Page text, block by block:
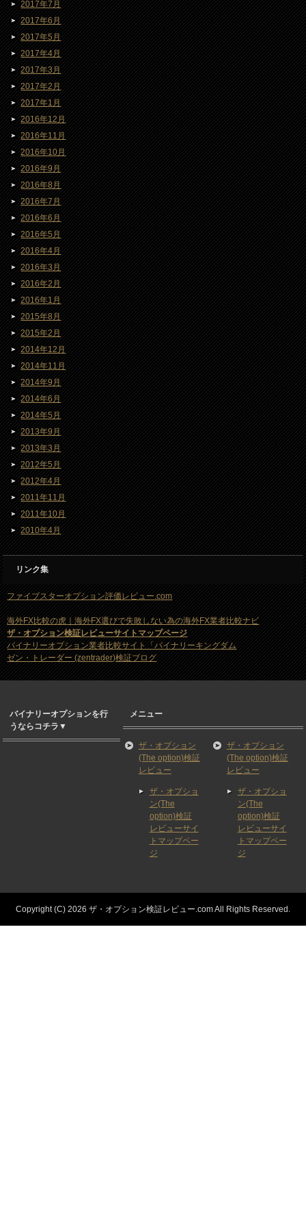
2017年7月
2017年6月
2017年5月
2017年4月
2017年3月
2017年2月
2017年1月
2016年12月
2016年11月
2016年10月
2016年9月
2016年8月
2016年7月
2016年6月
2016年5月
2016年4月
2016年3月
2016年2月
2016年1月
2015年8月
2015年2月
2014年12月
2014年11月
2014年9月
2014年6月
2014年5月
2013年9月
2013年3月
2012年5月
2012年4月
2011年11月
2011年10月
2010年4月
リンク集
ファイブスターオプション評価レビュー.com
海外FX比較の虎｜海外FX選びで失敗しない為の海外FX業者比較ナビ
ザ・オプション検証レビューサイトマップページ
バイナリーオプション業者比較サイト「バイナリーキングダム
ゼン・トレーダー (zentrader)検証ブログ
バイナリーオプションを行
うならコチラ▼
メニュー
ザ・オプション
(The option)検証
レビュー
ザ・オプショ
ン(The
option)検証
レビューサイ
トマップペー
ジ
ザ・オプション
(The option)検証
レビュー
ザ・オプショ
ン(The
option)検証
レビューサイ
トマップペー
ジ
Copyright (C) 2026 ザ・オプション検証レビュー.comAll Rights Reserved.